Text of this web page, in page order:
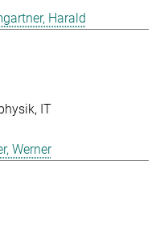
Harald
IT
Werner